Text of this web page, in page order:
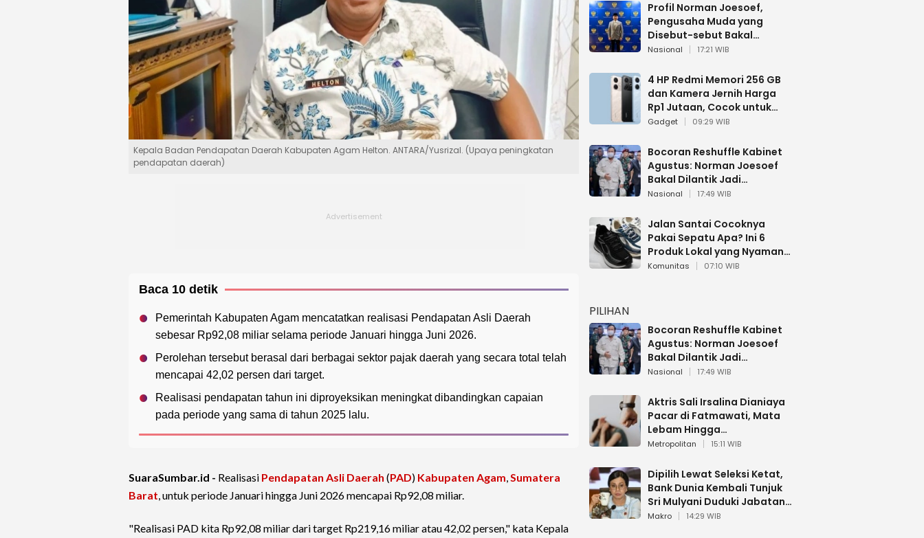
Kepala Badan Pendapatan Daerah Kabupaten Agam Helton. ANTARA/Yusrizal. (Upaya peningkatan
pendapatan daerah)
Baca 10 detik
Pemerintah Kabupaten Agam mencatatkan realisasi Pendapatan Asli Daerah
sebesar Rp92,08 miliar selama periode Januari hingga Juni 2026.
Perolehan tersebut berasal dari berbagai sektor pajak daerah yang secara total telah
mencapai 42,02 persen dari target.
Realisasi pendapatan tahun ini diproyeksikan meningkat dibandingkan capaian
pada periode yang sama di tahun 2025 lalu.
SuaraSumbar.id - Realisasi Pendapatan Asli Daerah (PAD) Kabupaten Agam,Sumatera
Barat, untuk periode Januari hingga Juni 2026 mencapai Rp92,08 miliar.
"Realisasi PAD kita Rp92,08 miliar dari target Rp219,16 miliar atau 42,02 persen," kata Kepala
Profil Norman Joesoef,
Pengusaha Muda yang
Disebut-sebut Bakal
Dilantik Jadi Wamenhan RI
Nasional 17:21 WIB
4 HP Redmi Memori 256 GB
dan Kamera Jernih Harga
Rp1 Jutaan, Cocok untuk
Multitasking
Gadget 09:29 WIB
Bocoran Reshuffle Kabinet
Agustus: Norman Joesoef
Bakal Dilantik Jadi
Wamenhan RI
Nasional 17:49 WIB
Jalan Santai Cocoknya
Pakai Sepatu Apa? Ini 6
Produk Lokal yang Nyaman
Buat 17 Agustusan
Komunitas 07:10 WIB
PILIHAN
Bocoran Reshuffle Kabinet
Agustus: Norman Joesoef
Bakal Dilantik Jadi
Wamenhan RI
Nasional 17:49 WIB
Aktris Sali Irsalina Dianiaya
Pacar di Fatmawati, Mata
Lebam Hingga
Diselamatkan Polantas
Metropolitan 15:11 WIB
Dipilih Lewat Seleksi Ketat,
Bank Dunia Kembali Tunjuk
Sri Mulyani Duduki Jabatan
Strategis
Makro 14:29 WIB